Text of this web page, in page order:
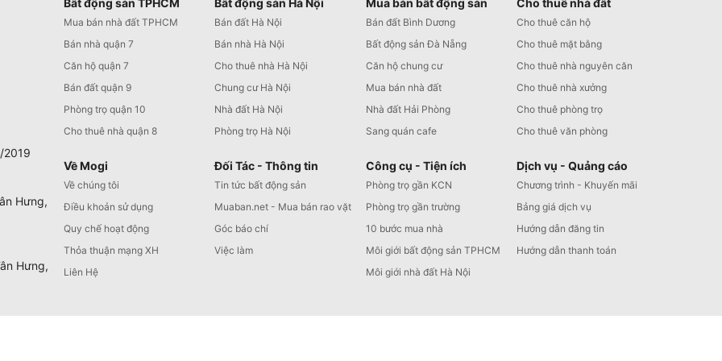
Mua bán nhà đất TPHCM
Bán nhà quận 7
Căn hộ quận 7
Bán đất quận 9
Phòng trọ quận 10
Cho thuê nhà quận 8
Bán đất Hà Nội
Bán nhà Hà Nội
Cho thuê nhà Hà Nội
Chung cư Hà Nội
Nhà đất Hà Nội
Phòng trọ Hà Nội
Bán đất Bình Dương
Bất động sản Đà Nẵng
Căn hộ chung cư
Mua bán nhà đất
Nhà đất Hải Phòng
Sang quán cafe
Cho thuê căn hộ
Cho thuê mặt bằng
Cho thuê nhà nguyên căn
Cho thuê nhà xưởng
Cho thuê phòng trọ
Cho thuê văn phòng
Về Mogi
Về chúng tôi
Điều khoản sử dụng
Quy chế hoạt động
Thỏa thuận mạng XH
Liên Hệ
Đối Tác - Thông tin
Tin tức bất động sản
Muaban.net - Mua bán rao vặt
Góc báo chí
Việc làm
Công cụ - Tiện ích
Phòng trọ gần KCN
Phòng trọ gần trường
10 bước mua nhà
Môi giới bất động sản TPHCM
Môi giới nhà đất Hà Nội
Dịch vụ - Quảng cáo
Chương trình - Khuyến mãi
Bảng giá dịch vụ
Hướng dẫn đăng tin
Hướng dẫn thanh toán
2019
Hưng,
Hưng,